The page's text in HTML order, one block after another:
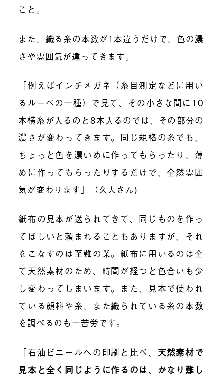
こと。
また、織る糸の本数が1本違うだけで、色の濃
さや雰囲気が違ってきます。
「例えばインチメガネ（糸目測定などに用い
るルーペの一種）で見て、その小さな間に10
本横糸が入るのと8本入るのでは、その部分の
濃さが変わってきます。同じ規格の糸でも、
ちょっと色を濃いめに作ってもらったり、薄
めに作ってもらったりするだけで、全然雰囲
気が変わります」（久人さん)
紙布の見本が送られてきて、同じものを作っ
てほしいと頼まれることもありますが、それ
をこなすのは至難の業。紙布に用いるのは全
て天然素材のため、時間が経つと色合いも少
し変わってしまいます。また、見本で使われ
ている顔料や糸、また織られている糸の本数
を調べるのも一苦労です。
「石油ビニールへの印刷と比べ、 天然素材で
見本と全く同じように作るのは、かなり難し